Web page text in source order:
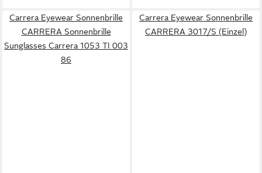
Carrera Eyewear Sonnenbrille
CARRERA Sonnenbrille
Sunglasses Carrera 1053 TI 003
86
Carrera Eyewear Sonnenbrille
CARRERA 3017/S (Einzel)